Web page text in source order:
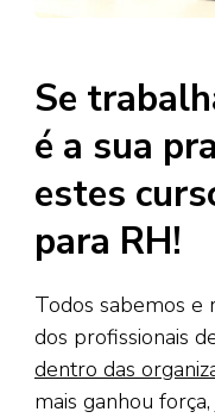
Se
é a sua
estes
para RH!
Todos sabemos e
dos profissionais
dentro das
mais ganhou